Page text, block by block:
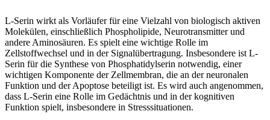
L-Serin wirkt als Vorläufer für eine Vielzahl von biologisch aktiven
Molekülen, einschließlich Phospholipide, Neurotransmitter und
andere Aminosäuren. Es spielt eine wichtige Rolle im
Zellstoffwechsel und in der Signalübertragung. Insbesondere ist L-
Serin für die Synthese von Phosphatidylserin notwendig, einer
wichtigen Komponente der Zellmembran, die an der neuronalen
Funktion und der Apoptose beteiligt ist. Es wird auch angenommen,
dass L-Serin eine Rolle im Gedächtnis und in der kognitiven
Funktion spielt, insbesondere in Stresssituationen.